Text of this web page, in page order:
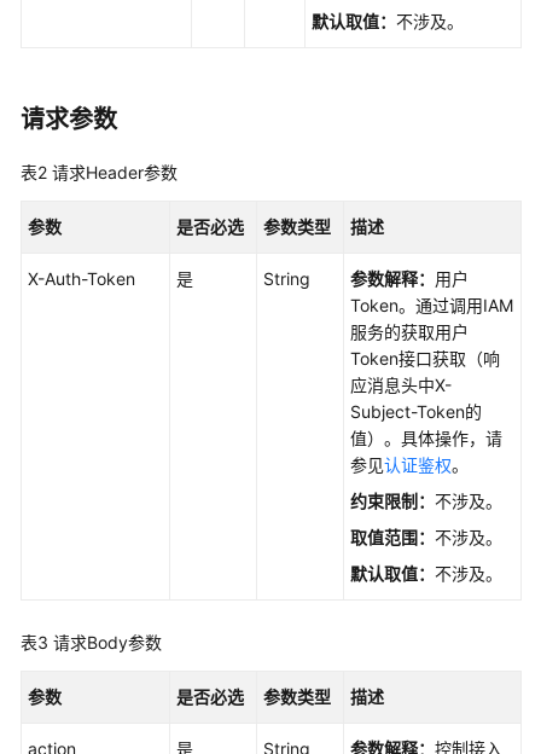
plan
用
统
与
默认取值： 不涉及。
请求参数
表2 请求Header参数
参数 是否必选 参数类型 描述
X-Auth-Token 是 String 参数解释： 用户
Token。通过调用IAM
服务的获取用户
Token接口获取（响
应消息头中X-
Subject-Token的
值）。具体操作，请
参见认证鉴权。
约束限制： 不涉及。
取值范围： 不涉及。
默认取值： 不涉及。
表3 请求Body参数
参数 是否必选 参数类型 描述
action 是 String 参数解释： 控制接入